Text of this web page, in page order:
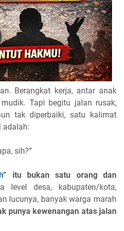
Berangkat kerja, antar anak
Tapi begitu jalan rusak,
tak diperbaiki, satu kalimat
adalah:
sih?”
” itu bukan satu orang dan
level desa, kabupaten/kota,
lucunya, banyak warga marah
punya kewenangan atas jalan